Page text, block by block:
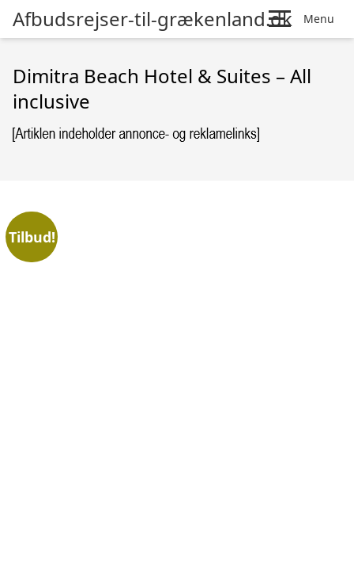
Afbudsrejser-til-grækenland.dk Menu
Dimitra Beach Hotel & Suites – All
inclusive
Tilbud!